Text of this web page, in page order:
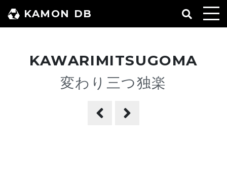
ン
KAMON DB
KAWARIMITSUGOMA
変わり三つ独楽